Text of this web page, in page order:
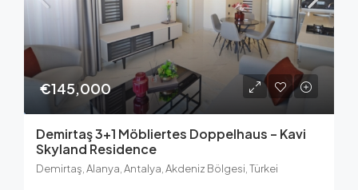
€145,000
Demirtaş 3+1 Möbliertes Doppelhaus – Kavi
Skyland Residence
Demirtaş, Alanya, Antalya, Akdeniz Bölgesi, Türkei